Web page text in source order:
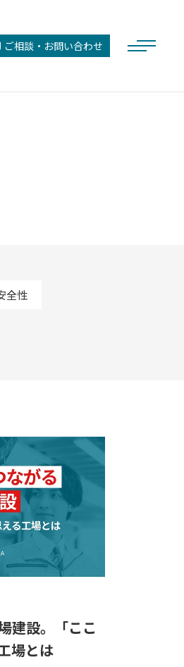
ご相談・お問い合わせ
全性
建設。「ここ
場とは